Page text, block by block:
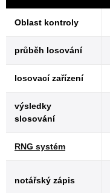
Oblast kontroly
průběh losování
losovací zařízení
výsledky
slosování
RNG systém
notářský zápis